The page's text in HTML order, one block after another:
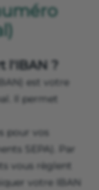
l'IBAN ?
est votre
Il permet
pour vos
SEPA). Par
vous règlent
votre IBAN